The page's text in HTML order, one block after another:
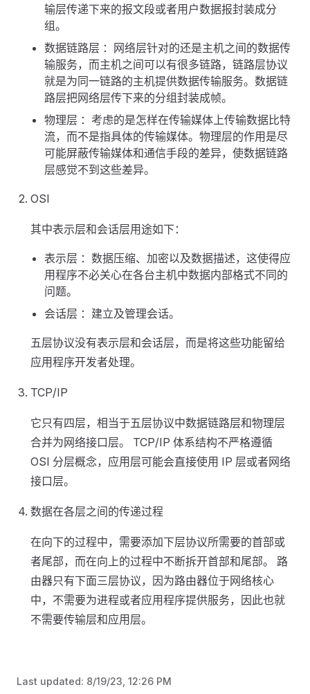
输层传递下来的报文段或者用户数据报封装成分
组。
数据链路层 ：网络层针对的还是主机之间的数据传
输服务，而主机之间可以有很多链路，链路层协议
就是为同一链路的主机提供数据传输服务。数据链
路层把网络层传下来的分组封装成帧。
物理层 ：考虑的是怎样在传输媒体上传输数据比特
流，而不是指具体的传输媒体。物理层的作用是尽
可能屏蔽传输媒体和通信手段的差异，使数据链路
层感觉不到这些差异。
OSI
其中表示层和会话层用途如下：
表示层 ：数据压缩、加密以及数据描述，这使得应
用程序不必关心在各台主机中数据内部格式不同的
问题。
会话层 ：建立及管理会话。
五层协议没有表示层和会话层，而是将这些功能留给
应用程序开发者处理。
TCP/IP
它只有四层，相当于五层协议中数据链路层和物理层
合并为网络接口层。 TCP/IP 体系结构不严格遵循
OSI 分层概念，应用层可能会直接使用 IP 层或者网络
接口层。
数据在各层之间的传递过程
在向下的过程中，需要添加下层协议所需要的首部或
者尾部，而在向上的过程中不断拆开首部和尾部。 路
由器只有下面三层协议，因为路由器位于网络核心
中，不需要为进程或者应用程序提供服务，因此也就
不需要传输层和应用层。
Last updated: 8/19/23, 12:26 PM